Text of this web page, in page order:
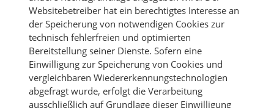
Websitebetreiber hat ein berechtigtes Interesse an
der Speicherung von notwendigen Cookies zur
technisch fehlerfreien und optimierten
Bereitstellung seiner Dienste. Sofern eine
Einwilligung zur Speicherung von Cookies und
vergleichbaren Wiedererkennungstechnologien
abgefragt wurde, erfolgt die Verarbeitung
ausschließlich auf Grundlage dieser Einwilligung